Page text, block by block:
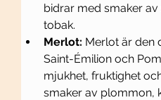
bidrar med smaker
tobak.
Merlot: Merlot är den
Saint-Émilion och
mjukhet, fruktighet
smaker av plommon,